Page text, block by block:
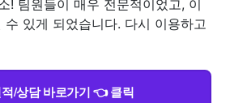
! 팀원들이 매우 전문적이었고, 이
있게 되었습니다. 다시 이용하고
/상담 바로가기 👈 클릭